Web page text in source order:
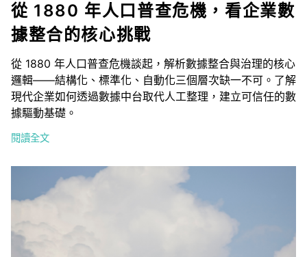
從 1880 年人口普查危機，看企業數
據整合的核心挑戰
從 1880 年人口普查危機談起，解析數據整合與治理的核心
邏輯——結構化、標準化、自動化三個層次缺一不可。了解
現代企業如何透過數據中台取代人工整理，建立可信任的數
據驅動基礎。
閱讀全文